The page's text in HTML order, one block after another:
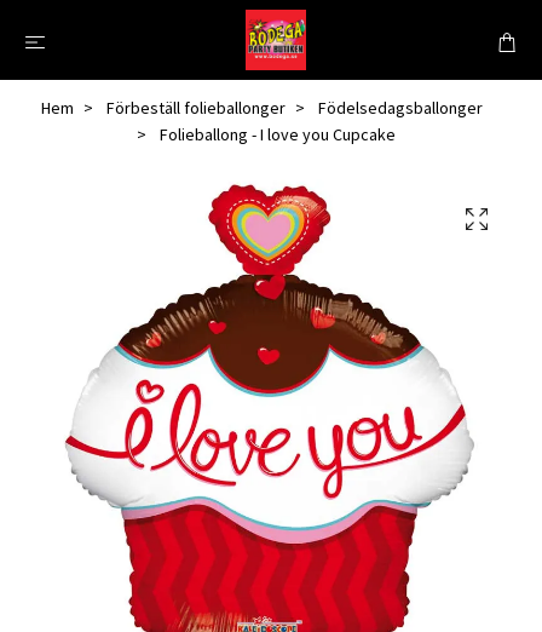
Hem Förbeställ folieballonger
Födelsedagsballonger
Folieballong - I love you Cupcake